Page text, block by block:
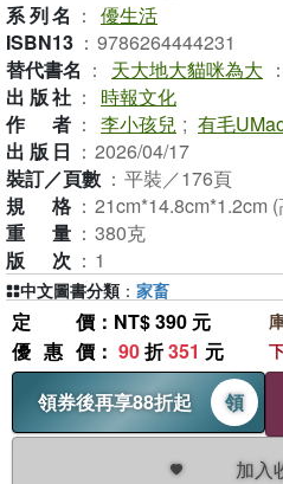
系列名 ： 優生活
ISBN13 ： 9786264444231
替代書名 ： 天大地大貓咪為大 ：
出版社 ：
時報文化
作者 ： 李小孩兒 ; 有毛
出版日 ： 2026/04/17
裝訂／頁數 ： 平裝／176頁
規格 ： 21cm*14.8cm*1.2cm
重量 ： 380克
版次 ： 1
定價 ：NT$ 390 元
優惠價 ： 90折351 元
領券後再享88折起
領
加入
中文圖書分類 ： 家畜